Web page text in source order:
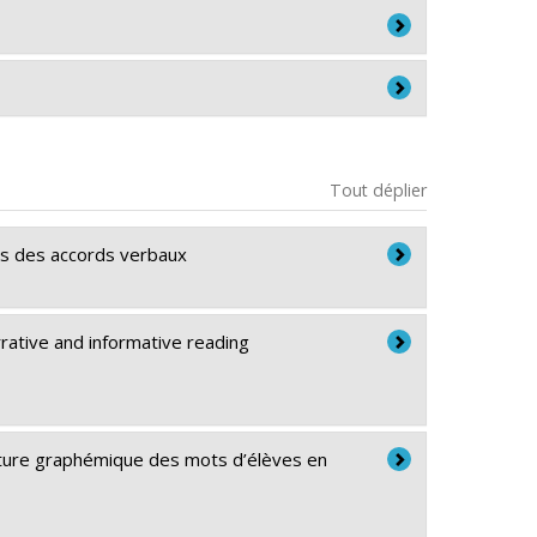
lexicales et incidences sur les pratiques
mai.
for delayed readers? From descriptive to
The case of deaf readers, Society for the
sans papier ni crayon – Ensemble 1 : 6-8
sans papier ni crayon – Ensemble 2 : 8-10
sans papier ni crayon – Ensemble 3 : 10-
cycle. Formation offerte aux enseignants
Tout déplier
des accords verbaux
and informative reading
graphémique des mots d’élèves en